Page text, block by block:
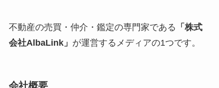
不動産の売買・仲介・鑑定の専門家である 「株式
会社AlbaLink」 が運営するメディアの1つです。
会社概要